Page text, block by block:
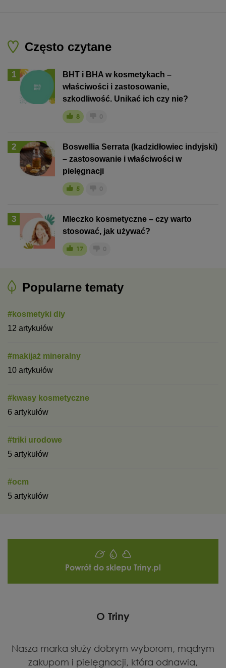
Często czytane
1
BHT i BHA w kosmetykach –
właściwości i zastosowanie,
szkodliwość. Unikać ich czy nie?
8
2
Boswellia Serrata (kadzidłowiec indyjski)
– zastosowanie i właściwości w
pielęgnacji
5
3
Mleczko kosmetyczne – czy warto
stosować, jak używać?
17
Popularne tematy
#kosmetyki diy
12 artykułów
#makijaż mineralny
10 artykułów
#kwasy kosmetyczne
6 artykułów
#triki urodowe
5 artykułów
#ocm
5 artykułów
Powrót do sklepu Triny.pl
O Triny
Nasza marka służy dobrym wyborom, mądrym
zakupom i pielęgnacji, która odnawia,